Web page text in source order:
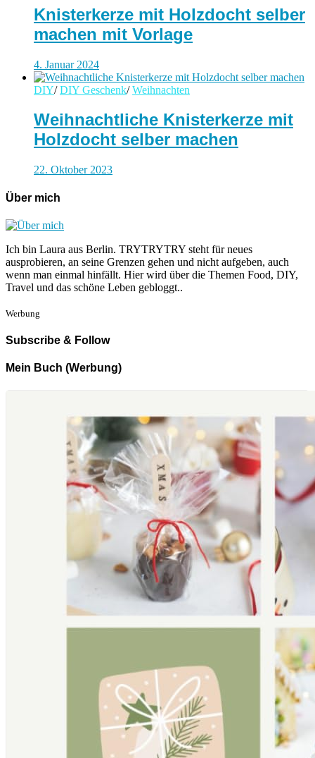
Knisterkerze mit Holzdocht selber
machen mit Vorlage
4. Januar 2024
DIY/ DIY Geschenk/ Weihnachten
Weihnachtliche Knisterkerze mit
Holzdocht selber machen
22. Oktober 2023
Über mich
Ich bin Laura aus Berlin. TRYTRYTRY steht für neues
ausprobieren, an seine Grenzen gehen und nicht aufgeben, auch
wenn man einmal hinfällt. Hier wird über die Themen Food, DIY,
Travel und das schöne Leben gebloggt..
Werbung
Subscribe & Follow
Mein Buch (Werbung)